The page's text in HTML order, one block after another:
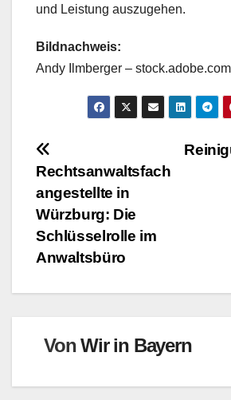
und Leistung auszugehen.
Bildnachweis:
Andy Ilmberger – stock.adobe.com
Rechtsanwaltsfach
angestellte in
Würzburg: Die
Schlüsselrolle im
Anwaltsbüro
VonWir in Bayern